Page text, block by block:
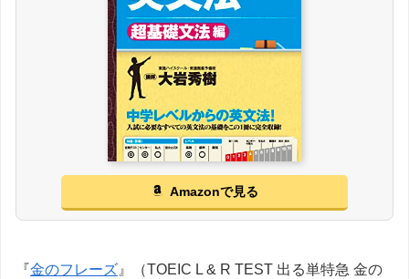
Amazonで見る
『金のフレーズ』（TOEIC L & R TEST 出る単特急 金の